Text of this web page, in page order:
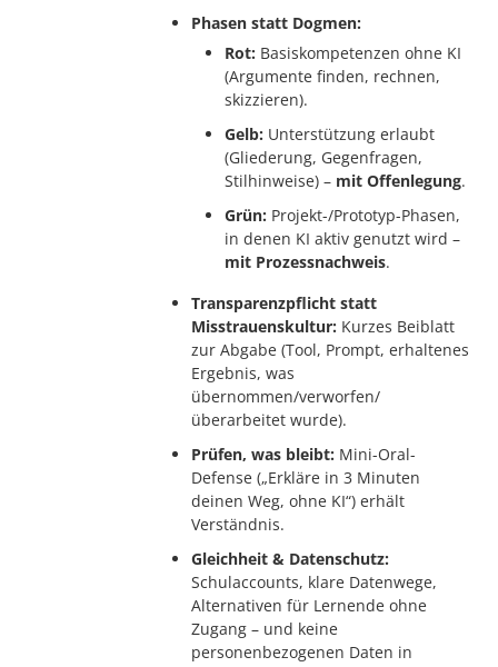
Phasen statt Dogmen:
Rot: Basiskompetenzen ohne KI
(Argumente finden, rechnen,
skizzieren).
Gelb: Unterstützung erlaubt
(Gliederung, Gegenfragen,
Stilhinweise) – mit Offenlegung.
Grün: Projekt-/Prototyp-Phasen,
in denen KI aktiv genutzt wird –
mit Prozessnachweis.
Transparenzpflicht statt
Misstrauenskultur: Kurzes Beiblatt
zur Abgabe (Tool, Prompt, erhaltenes
Ergebnis, was
übernommen/verworfen/
überarbeitet wurde).
Prüfen, was bleibt: Mini-Oral-
Defense („Erkläre in 3 Minuten
deinen Weg, ohne KI“) erhält
Verständnis.
Gleichheit & Datenschutz:
Schulaccounts, klare Datenwege,
Alternativen für Lernende ohne
Zugang – und keine
personenbezogenen Daten in